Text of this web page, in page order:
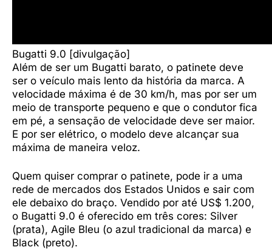
Bugatti 9.0 [divulgação]
Além de ser um Bugatti barato, o patinete deve
ser o veículo mais lento da história da marca. A
velocidade máxima é de 30 km/h, mas por ser um
meio de transporte pequeno e que o condutor fica
em pé, a sensação de velocidade deve ser maior.
E por ser elétrico, o modelo deve alcançar sua
máxima de maneira veloz.
Quem quiser comprar o patinete, pode ir a uma
rede de mercados dos Estados Unidos e sair com
ele debaixo do braço. Vendido por até US$ 1.200,
o Bugatti 9.0 é oferecido em três cores: Silver
(prata), Agile Bleu (o azul tradicional da marca) e
Black (preto).